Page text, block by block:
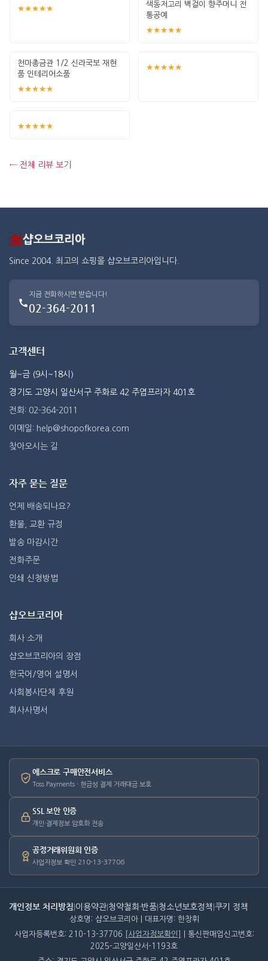
★★★★★
색동저고리 벽걸이 향주머니 전
통공예
★★★★★
천마총금관 1/2 신라국보 재현
품 인테리어소품
★★★★★
★★★★★
★★★★★
← 전체 리뷰 보기
Since 2004. 최고의 쇼핑몰 샵오브코리아입니다.
지금 전화하시면 받습니다!
02-364-2011
고객센터
월~금 (9시~18시)
경기도 고양시 일산서구 주화로 42 주엽프라자 401호
전화: 02-364-2011
이메일: help@shopofkorea.com
찾아오시는 길
자주 묻는 질문
언제 배송되나요?
환불, 교환 규정
발송 마감시간
전화주문
인쇄 신청방법
샵오브코리아
회사 소개
샵오브코리아의 장점
한국어/영어 설명서
사회봉사단체 후원
회사사명서
에스크로 구매안전서비스
Toss Payments · 현금성 결제 거래대금 보호
SSL 보안 인증
개인·결제정보 암호화 전송
공정거래위원회 인증
사업자정보 확인 210-13-37706
개인정보 처리방침 이용약관 청약철회·반품 청소년보호정책 쿠키 정책
상호명: 샵오브코리아 | 대표자명: 한창휘
사업자등록번호: 210-13-37706
[사업자정보확인]
| 통신판매업신고번호:
2025-고양일산서-1193호